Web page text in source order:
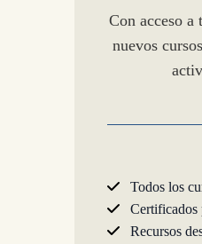
Con acceso a
nuevos
Todos los
Certificados
Recursos